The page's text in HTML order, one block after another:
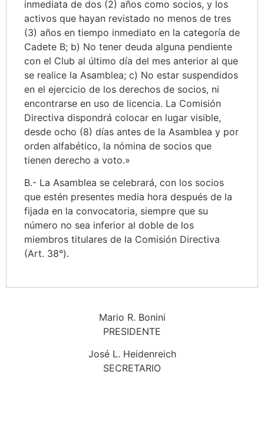
inmediata de dos (2) años como socios, y los
activos que hayan revistado no menos de tres
(3) años en tiempo inmediato en la categoría de
Cadete B; b) No tener deuda alguna pendiente
con el Club al último día del mes anterior al que
se realice la Asamblea; c) No estar suspendidos
en el ejercicio de los derechos de socios, ni
encontrarse en uso de licencia. La Comisión
Directiva dispondrá colocar en lugar visible,
desde ocho (8) días antes de la Asamblea y por
orden alfabético, la nómina de socios que
tienen derecho a voto.»
B.- La Asamblea se celebrará, con los socios
que estén presentes media hora después de la
fijada en la convocatoria, siempre que su
número no sea inferior al doble de los
miembros titulares de la Comisión Directiva
(Art. 38°).
Mario R. Bonini
PRESIDENTE
José L. Heidenreich
SECRETARIO